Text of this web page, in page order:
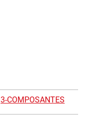
3-COMPOSANTES